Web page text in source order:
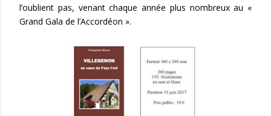
l’oublient pas, venant chaque année plus nombreux au «
Grand Gala de l’Accordéon ».